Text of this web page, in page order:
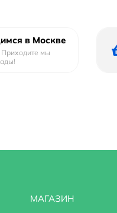
в Москве
мы
МАГАЗИН